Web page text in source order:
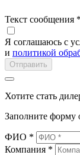
Текст сообщения *
Я соглашаюсь c
и политикой
Отправить
Хотите стать
Заполните форму
ФИО *
Компания *